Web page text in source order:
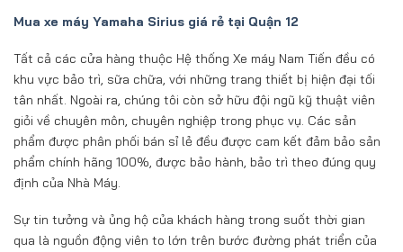
Mua xe máy Yamaha Sirius giá rẻ tại Quận 12
Tất cả các cửa hàng thuộc Hệ thống Xe máy Nam Tiến đều có
khu vực bảo trì, sữa chữa, với những trang thiết bị hiện đại tối
tân nhất. Ngoài ra, chúng tôi còn sở hữu đội ngũ kỹ thuật viên
giỏi về chuyên môn, chuyên nghiệp trong phục vụ. Các sản
phẩm được phân phối bán sỉ lẻ đều được cam kết đảm bảo sản
phẩm chính hãng 100%, được bảo hành, bảo trì theo đúng quy
định của Nhà Máy.
Sự tin tưởng và ủng hộ của khách hàng trong suốt thời gian
qua là nguồn động viên to lớn trên bước đường phát triển của